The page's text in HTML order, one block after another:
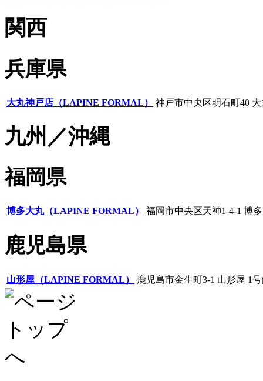
関西
兵庫県
大丸神戸店（LAPINE FORMAL） 神戸市中央区明石町40
九州／沖縄
福岡県
博多大丸（LAPINE FORMAL） 福岡市中央区天神1-4-1 博
鹿児島県
山形屋（LAPINE FORMAL） 鹿児島市金生町3-1 山形屋 1